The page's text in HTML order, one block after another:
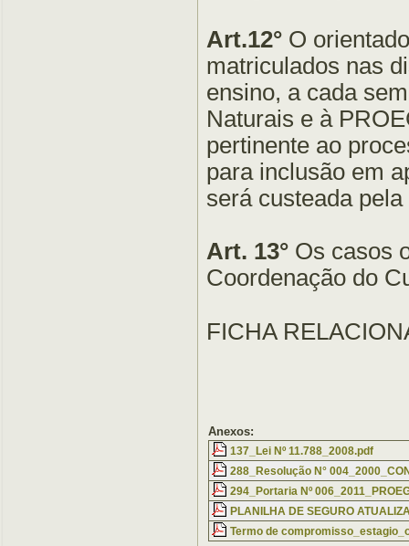
Art.12° O
matriculados nas
ensino, a cada
Naturais e à
pertinente ao
para inclusão em
será custeada
Art. 13° Os casos
Coordenação do
FICHA
Anexos:
137_Lei Nº 11.788_2008.pdf
288_Resolução N°
294_Portaria Nº
PLANILHA DE SEGURO
Termo de